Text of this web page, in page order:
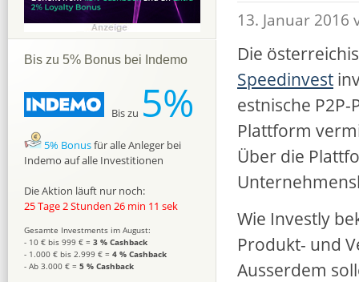
13. Januar 2016
Die
Speedinvest
estnische
Plattform
Über die
Wie Investly
Produkt- und
Ausserdem
Bis zu 5% Bonus bei Indemo
Bis zu 5%
5% Bonusfür alle Anleger bei
Indemo auf alle Investitionen
Die Aktion läuft nur noch:
25 Tage 2 Stunden 26 min 10 sek
Gesamte Investments im August:
- 10 € bis 999 € = 3 % Cashback
- 1.000 € bis 2.999 € = 4 % Cashback
- Ab 3.000 € = 5 % Cashback